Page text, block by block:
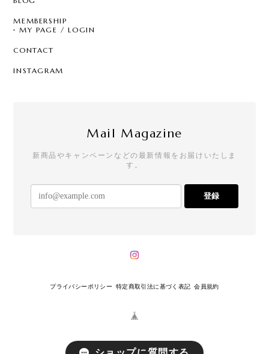
MEMBERSHIP
MY PAGE / LOGIN
CONTACT
INSTAGRAM
Mail Magazine
新商品やキャンペーンなどの最新情報をお届けいたしま
す。
登録
プライバシーポリシー 特定商取引法に基づく表記 会員規約